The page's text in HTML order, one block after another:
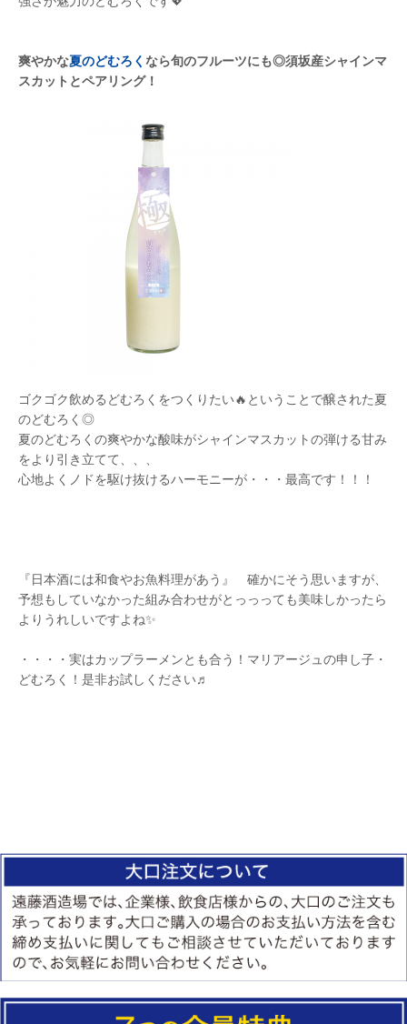
爽やかな夏のどむろく なら旬のフルーツにも◎須坂産シャインマ
スカットとペアリング！
ゴクゴク飲めるどむろくをつくりたい🔥ということで醸された夏
のどむろく◎
夏のどむろくの爽やかな酸味がシャインマスカットの弾ける甘み
をより引き立てて、、、
心地よくノドを駆け抜けるハーモニーが・・・最高です！！！
『日本酒には和食やお魚料理があう』 確かにそう思いますが、
予想もしていなかった組み合わせがとっっっても美味しかったら
よりうれしいですよね✨
・・・・実はカップラーメンとも合う！マリアージュの申し子・
どむろく！是非お試しください♬